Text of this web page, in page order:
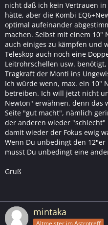
nicht daß ich kein Vertrauen
hätte, aber die Kombi
optimal aufeinander
machen. Selbst mit einem 10"
auch einiges zu kämpfen und
Teleskop auch noch eine
Leitrohrschellen usw.
Tragkraft der Monti ins
Ich würde wenn, max. ein 10"
betreiben. Ich will jetzt nicht
Newton" erwähnen, denn das
Seite "gut macht", nämlich
der anderen wieder
damit wieder der Fokus ewig
Wenn Du unbedingt den
musst Du unbedingt eine
Gruß
mintaka
Altmeister im Astrotreff